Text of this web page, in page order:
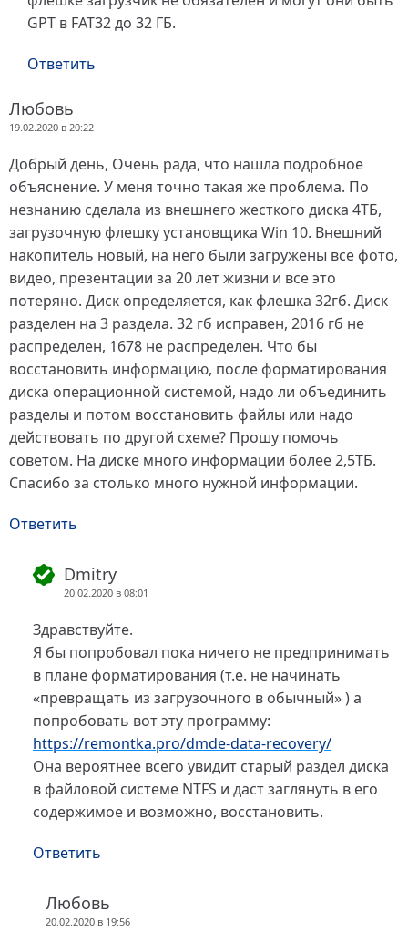
GPT в FAT32 до 32 ГБ.
Ответить
Любовь
19.02.2020 в 20:22
Добрый день, Очень рада, что нашла подробное
объяснение. У меня точно такая же проблема. По
незнанию сделала из внешнего жесткого диска 4ТБ,
загрузочную флешку установщика Win 10. Внешний
накопитель новый, на него были загружены все фото,
видео, презентации за 20 лет жизни и все это
потеряно. Диск определяется, как флешка 32гб. Диск
разделен на 3 раздела. 32 гб исправен, 2016 гб не
распределен, 1678 не распределен. Что бы
восстановить информацию, после форматирования
диска операционной системой, надо ли объединить
разделы и потом восстановить файлы или надо
действовать по другой схеме? Прошу помочь
советом. На диске много информации более 2,5ТБ.
Спасибо за столько много нужной информации.
Ответить
Dmitry
20.02.2020 в 08:01
Здравствуйте.
Я бы попробовал пока ничего не предпринимать
в плане форматирования (т.е. не начинать
«превращать из загрузочного в обычный» ) а
попробовать вот эту программу:
https://remontka.pro/dmde-data-recovery/
Она вероятнее всего увидит старый раздел диска
в файловой системе NTFS и даст заглянуть в его
содержимое и возможно, восстановить.
Ответить
Любовь
20.02.2020 в 19:56